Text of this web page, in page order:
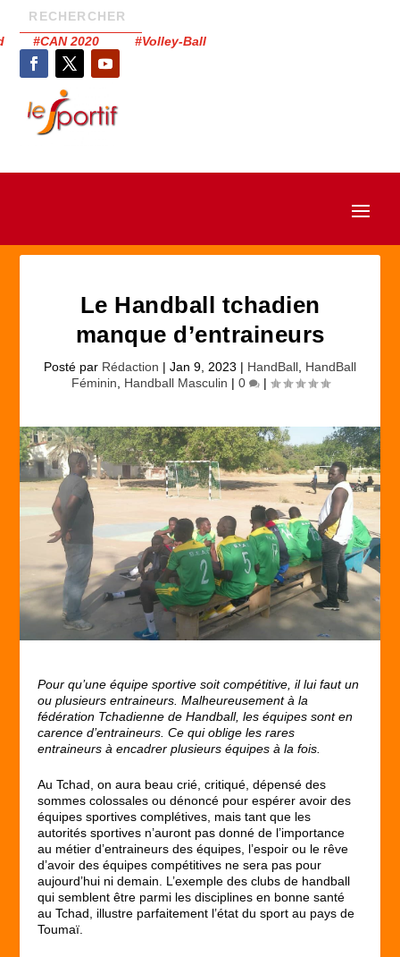
#CAN 2020 #Volley-Ball
Le Handball tchadien
manque d’entraineurs
Posté par Rédaction | Jan 9, 2023 | HandBall HandBall
Féminin
Handball Masculin | 0 |
Pour qu’une équipe sportive soit compétitive, il lui faut un
ou plusieurs entraineurs. Malheureusement à la
fédération Tchadienne de Handball, les équipes sont en
carence d’entraineurs. Ce qui oblige les rares
entraineurs à encadrer plusieurs équipes à la fois.
Au Tchad, on aura beau crié, critiqué, dépensé des
sommes colossales ou dénoncé pour espérer avoir des
équipes sportives complétives, mais tant que les
autorités sportives n’auront pas donné de l’importance
au métier d’entraineurs des équipes, l’espoir ou le rêve
d’avoir des équipes compétitives ne sera pas pour
aujourd’hui ni demain. L’exemple des clubs de handball
qui semblent être parmi les disciplines en bonne santé
au Tchad, illustre parfaitement l’état du sport au pays de
Toumaï.